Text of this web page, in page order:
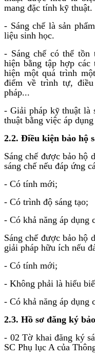
mang đặc tính kỹ thuật.
- Sáng chế là sản
liệu sinh học.
- Sáng chế có thể
hiện bằng tập hợp
hiện một quá trình
điểm về trình tự,
pháp...
- Giải pháp kỹ thuật là
thuật bằng việc áp
2.2. Điều kiện bảo hộ
Sáng chế được bảo hộ
sáng chế nếu đáp ứng
- Có tính mới;
- Có trình độ sáng tạo;
- Có khả năng áp dụng
Sáng chế được bảo hộ
giải pháp hữu ích nếu
- Có tính mới;
- Không phải là hiểu
- Có khả năng áp dụng
2.3. Hồ sơ đăng ký
- 02 Tờ khai đăng ký
SC Phụ lục A của